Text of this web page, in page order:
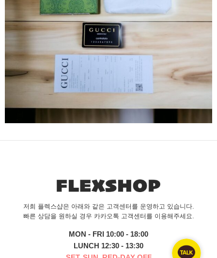
저희 플렉스샵은 아래와 같은 고객센터를 운영하고 있습니다.
빠른 상담을 원하실 경우 카카오톡 고객센터를 이용해주세요.
MON - FRI 10:00 - 18:00
LUNCH 12:30 - 13:30